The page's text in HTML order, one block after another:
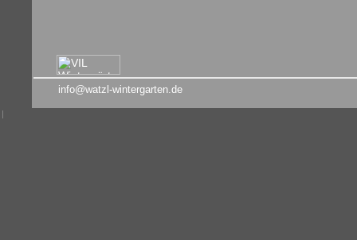
info@watzl-wintergarten.de